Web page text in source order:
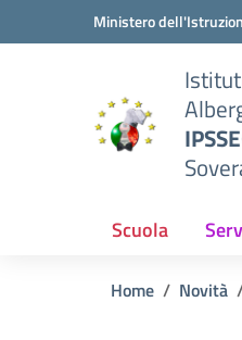
Vai ai contenuti
Vai al menu di navigazione
Ministero
Scuola
Home Novità